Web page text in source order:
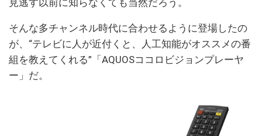
見逃す以前に知らなくても当然だろう。
そんな多チャンネル時代に合わせるように登場したの
が、“テレビに人が近付くと、人工知能がオススメの番
組を教えてくれる”「AQUOSココロビジョンプレーヤ
ー」だ。